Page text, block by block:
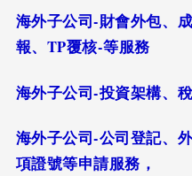
海外子公司-財會外包、
報、TP覆核-等服務
海外子公司-投資架構、
海外子公司-公司登記、
項證號等申請服務，